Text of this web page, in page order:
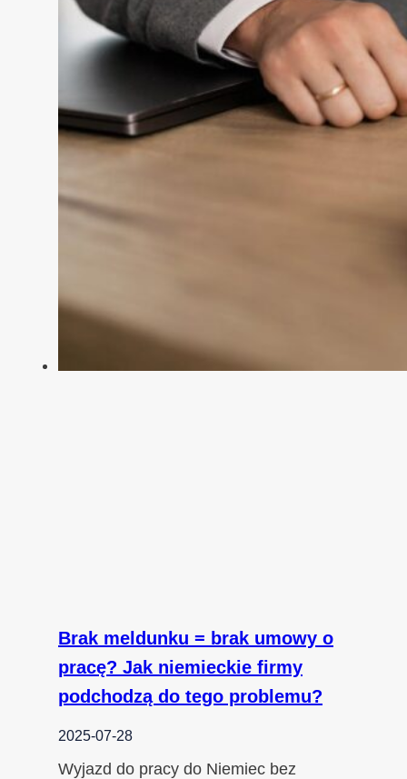
Brak meldunku = brak umowy o
pracę? Jak niemieckie firmy
podchodzą do tego problemu?
2025-07-28
Wyjazd do pracy do Niemiec bez